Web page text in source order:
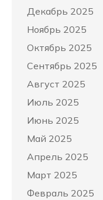
Декабрь 2025
Ноябрь 2025
Октябрь 2025
Сентябрь 2025
Август 2025
Июль 2025
Июнь 2025
Май 2025
Апрель 2025
Март 2025
Февраль 2025